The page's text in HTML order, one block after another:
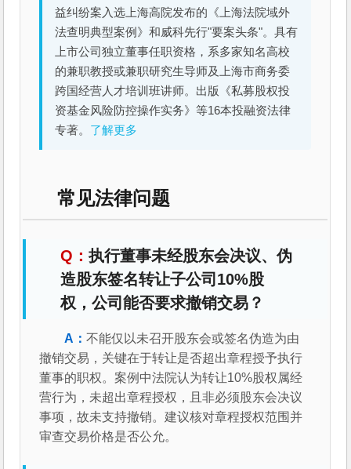
益纠纷案入选上海高院发布的《上海法院域外
法查明典型案例》和威科先行"要案头条"。具有
上市公司独立董事任职资格，系多家知名高校
的兼职教授或兼职研究生导师及上海市商务委
跨国经营人才培训班讲师。出版《私募股权投
资基金风险防控操作实务》等16本投融资法律
专著。 了解更多
常见法律问题
执行董事未经股东会决议、伪
造股东签名转让子公司10%股
权，公司能否要求撤销交易？
不能仅以未召开股东会或签名伪造为由
撤销交易，关键在于转让是否超出章程授予执行
董事的职权。案例中法院认为转让10%股权属经
营行为，未超出章程授权，且非必须股东会决议
事项，故未支持撤销。建议核对章程授权范围并
审查交易价格是否公允。